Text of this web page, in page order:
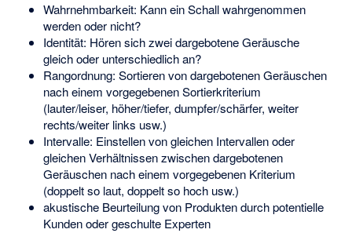
Wahrnehmbarkeit: Kann ein Schall wahrgenommen
werden oder nicht?
Identität: Hören sich zwei dargebotene Geräusche
gleich oder unterschiedlich an?
Rangordnung: Sortieren von dargebotenen Geräuschen
nach einem vorgegebenen Sortierkriterium
(lauter/leiser, höher/tiefer, dumpfer/schärfer, weiter
rechts/weiter links usw.)
Intervalle: Einstellen von gleichen Intervallen oder
gleichen Verhältnissen zwischen dargebotenen
Geräuschen nach einem vorgegebenen Kriterium
(doppelt so laut, doppelt so hoch usw.)
akustische Beurteilung von Produkten durch potentielle
Kunden oder geschulte Experten